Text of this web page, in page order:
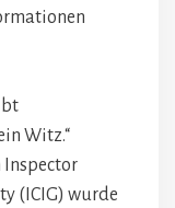
Witz.“
Inspector
(ICIG) wurde